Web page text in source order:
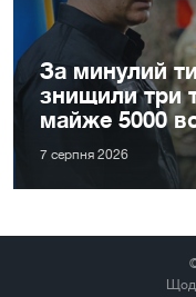
За минулий
знищили три
майже 5000
7 серпня 2026